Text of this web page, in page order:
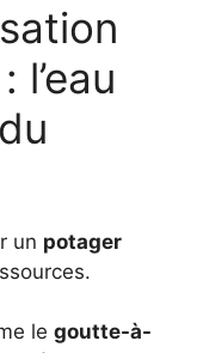
un potager
le goutte-à-